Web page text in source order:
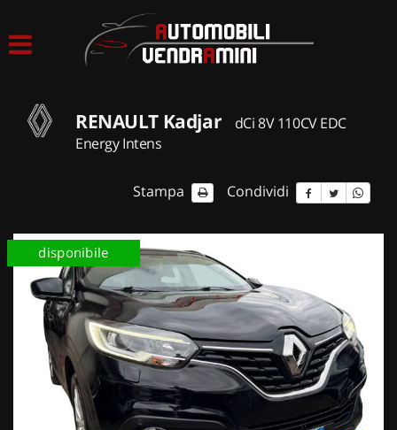
ACQUISTIAMO USATO
CONTATTI
RENAULT Kadjar
dCi 8V 110CV EDC
Energy Intens
Stampa Condividi
disponibile